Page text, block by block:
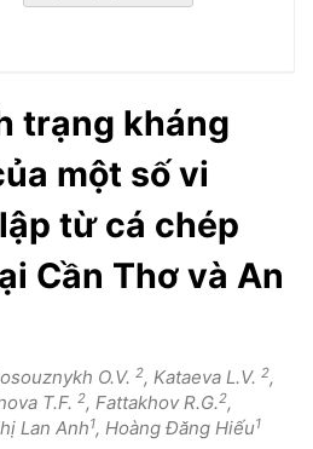
trạng kháng
một số vi
từ cá chép
Cần Thơ và An
O.V. 2, Kataeva L.V. 2,
T.F. 2, Fattakhov R.G.2,
Lan Anh1, Hoàng Đăng Hiếu1